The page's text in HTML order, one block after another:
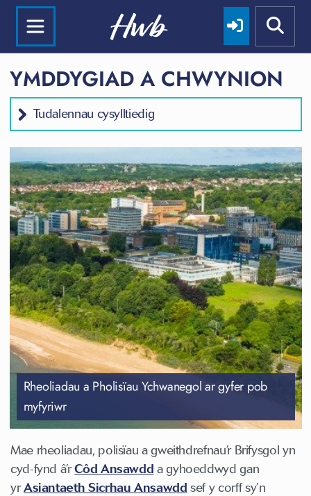
YMDDYGIAD A CHWYNION
Tudalennau cysylltiedig
Rheoliadau a Pholisïau Ychwanegol ar gyfer pob
myfyriwr
Mae rheoliadau, polisïau a gweithdrefnau’r Brifysgol yn
cyd-fynd â’rCôd Ansawdd a gyhoeddwyd gan
yrAsiantaeth Sicrhau Ansawdd sef y corff sy’n